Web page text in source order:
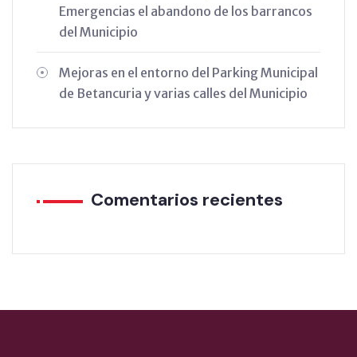
Emergencias el abandono de los barrancos
del Municipio
Mejoras en el entorno del Parking Municipal
de Betancuria y varias calles del Municipio
Comentarios recientes